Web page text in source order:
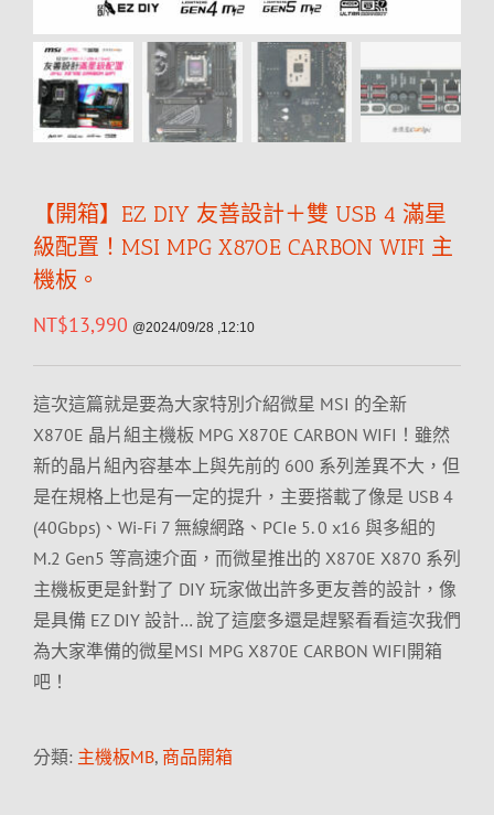
【開箱】EZ DIY 友善設計＋雙 USB 4 滿星
級配置！MSI MPG X870E CARBON WIFI 主
機板。
NT$13,990 @2024/09/28 ,12:10
這次這篇就是要為大家特別介紹微星 MSI 的全新
X870E 晶片組主機板 MPG X870E CARBON WIFI！雖然
新的晶片組內容基本上與先前的 600 系列差異不大，但
是在規格上也是有一定的提升，主要搭載了像是 USB 4
(40Gbps)、Wi-Fi 7 無線網路、PCIe 5. 0 x16 與多組的
M.2 Gen5 等高速介面，而微星推出的 X870E X870 系列
主機板更是針對了 DIY 玩家做出許多更友善的設計，像
是具備 EZ DIY 設計… 說了這麼多還是趕緊看看這次我們
為大家準備的微星MSI MPG X870E CARBON WIFI開箱
吧！
分類: 主機板MB, 商品開箱